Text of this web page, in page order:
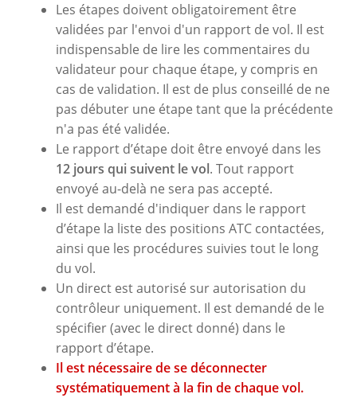
Les étapes doivent obligatoirement être
validées par l'envoi d'un rapport de vol. Il est
indispensable de lire les commentaires du
validateur pour chaque étape, y compris en
cas de validation. Il est de plus conseillé de ne
pas débuter une étape tant que la précédente
n'a pas été validée.
Le rapport d’étape doit être envoyé dans les
12 jours qui suivent le vol. Tout rapport
envoyé au-delà ne sera pas accepté.
Il est demandé d'indiquer dans le rapport
d’étape la liste des positions ATC contactées,
ainsi que les procédures suivies tout le long
du vol.
Un direct est autorisé sur autorisation du
contrôleur uniquement. Il est demandé de le
spécifier (avec le direct donné) dans le
rapport d’étape.
Il est nécessaire de se déconnecter
systématiquement à la fin de chaque vol.